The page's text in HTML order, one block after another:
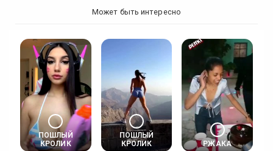
Может быть интересно
ПОШЛЫЙ
КРОЛИК
ПОШЛЫЙ
КРОЛИК
РЖАКА